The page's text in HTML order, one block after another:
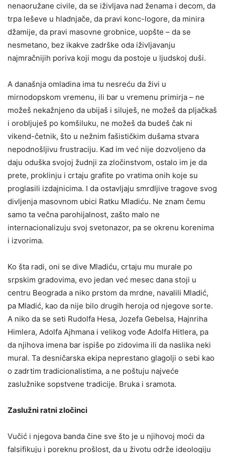
nenaoružane civile, da se iživljava nad ženama i decom, da
trpa leševe u hladnjače, da pravi konc-logore, da minira
džamije, da pravi masovne grobnice, uopšte – da se
nesmetano, bez ikakve zadrške oda iživljavanju
najmračnijih poriva koji mogu da postoje u ljudskoj duši.
A današnja omladina ima tu nesreću da živi u
mirnodopskom vremenu, ili bar u vremenu primirja – ne
možeš nekažnjeno da ubijaš i siluješ, ne možeš da pljačkaš
i orobljuješ po komšiluku, ne možeš da budeš čak ni
vikend-četnik, što u nežnim fašističkim dušama stvara
nepodnošljivu frustraciju. Kad im već nije dozvoljeno da
daju oduška svojoj žudnji za zločinstvom, ostalo im je da
prete, proklinju i crtaju grafite po vratima onih koje su
proglasili izdajnicima. I da ostavljaju smrdljive tragove svog
divljenja masovnom ubici Ratku Mladiću. Ne znam čemu
samo ta večna parohijalnost, zašto malo ne
internacionalizuju svoj svetonazor, pa se okrenu korenima
i izvorima.
Ko šta radi, oni se dive Mladiću, crtaju mu murale po
srpskim gradovima, evo jedan već mesec dana stoji u
centru Beograda a niko prstom da mrdne, navalili Mladić,
pa Mladić, kao da nije bilo drugih heroja od njegove sorte.
A niko da se seti Rudolfa Hesa, Jozefa Gebelsa, Hajnriha
Himlera, Adolfa Ajhmana i velikog vođe Adolfa Hitlera, pa
da njihova imena bar ispiše po zidovima ili da naslika neki
mural. Ta desničarska ekipa neprestano glagolji o sebi kao
o zadrtim tradicionalistima, a ne poštuju najveće
zaslužnike sopstvene tradicije. Bruka i sramota.
Zaslužni ratni zločinci
Vučić i njegova banda čine sve što je u njihovoj moći da
falsifikuju i poreknu prošlost, da u životu održe ideologiju